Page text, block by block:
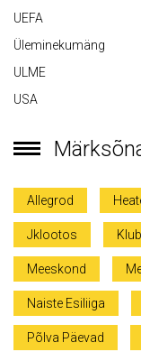
UEFA
Üleminekumäng
ULME
USA
Allegrod
Jklootos
Meeskond
Naiste Esiliiga
Põlva Päevad